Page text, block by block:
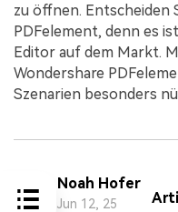
zu öffnen. Entscheiden
PDFelement, denn es
Editor auf dem Markt.
Wondershare
Szenarien besonders
Noah Hofer
Jun 12, 25